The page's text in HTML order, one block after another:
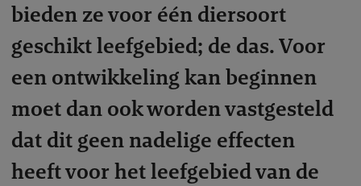
bieden ze voor één diersoort
geschikt leefgebied; de das. Voor
een ontwikkeling kan beginnen
moet dan ook worden vastgesteld
dat dit geen nadelige effecten
heeft voor het leefgebied van de